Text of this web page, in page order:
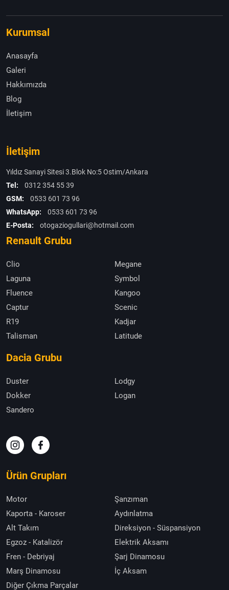
Kurumsal
Anasayfa
Galeri
Hakkımızda
Blog
İletişim
İletişim
Yıldız Sanayi Sitesi 3.Blok No:5 Ostim/Ankara
Tel:
0312 354 55 39
GSM:
0533 601 73 96
WhatsApp:
0533 601 73 96
E-Posta:
otogaziogullari@hotmail.com
Renault Grubu
Clio
Megane
Laguna
Symbol
Fluence
Kangoo
Captur
Scenic
R19
Kadjar
Talisman
Latitude
Dacia Grubu
Duster
Lodgy
Dokker
Logan
Sandero
Ürün Grupları
Motor
Şanzıman
Kaporta - Karoser
Aydınlatma
Alt Takım
Direksiyon - Süspansiyon
Egzoz - Katalizör
Elektrik Aksamı
Fren - Debriyaj
Şarj Dinamosu
Marş Dinamosu
İç Aksam
Diğer Çıkma Parçalar